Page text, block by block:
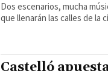
Dos escenarios, mucha
que llenarán las calles de la
Castelló